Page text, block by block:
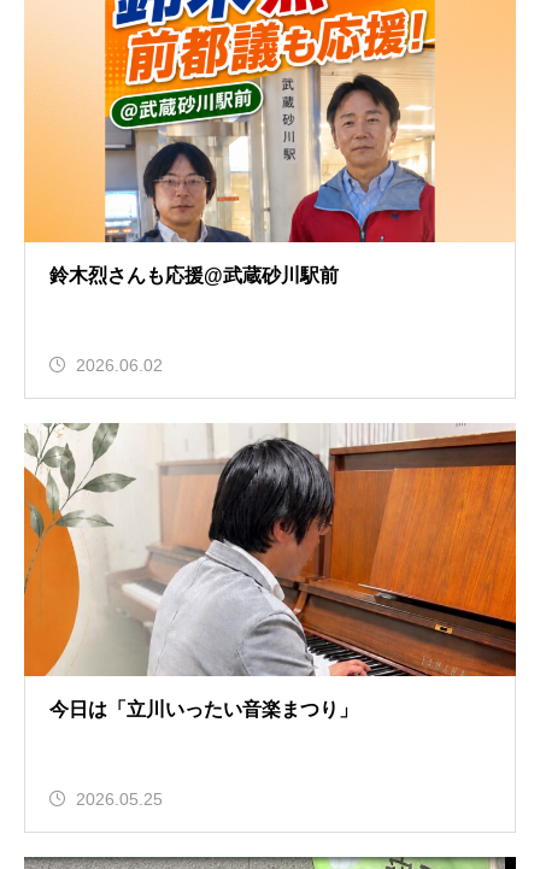
鈴木烈さんも応援@武蔵砂川駅前
2026.06.02
今日は「立川いったい音楽まつり」
2026.05.25